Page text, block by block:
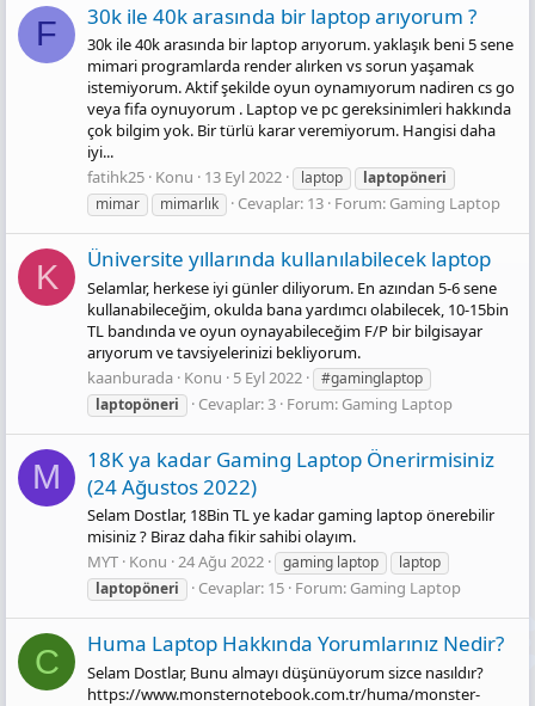
F 30k ile 40k arasında bir laptop arıyorum ?
30k ile 40k arasında bir laptop arıyorum. yaklaşık beni 5 sene
mimari programlarda render alırken vs sorun yaşamak
istemiyorum. Aktif şekilde oyun oynamıyorum nadiren cs go
veya fifa oynuyorum . Laptop ve pc gereksinimleri hakkında
çok bilgim yok. Bir türlü karar veremiyorum. Hangisi daha
iyi...
fatihk25 Konu 13 Eyl 2022 laptop
laptopöneri
mimar
mimarlık Cevaplar: 13 Forum: Gaming Laptop
K Üniversite yıllarında kullanılabilecek laptop
Selamlar, herkese iyi günler diliyorum. En azından 5-6 sene
kullanabileceğim, okulda bana yardımcı olabilecek, 10-15bin
TL bandında ve oyun oynayabileceğim F/P bir bilgisayar
arıyorum ve tavsiyelerinizi bekliyorum.
kaanburada Konu 5 Eyl 2022
#gaminglaptop
laptopöneri
Cevaplar: 3 Forum: Gaming Laptop
M
18K ya kadar Gaming Laptop Önerirmisiniz
(24 Ağustos 2022)
Selam Dostlar, 18Bin TL ye kadar gaming laptop önerebilir
misiniz ? Biraz daha fikir sahibi olayım.
MYT Konu 24 Ağu 2022 gaming laptop
laptop
laptopöneri
Cevaplar: 15 Forum: Gaming Laptop
C Huma Laptop Hakkında Yorumlarınız Nedir?
Selam Dostlar, Bunu almayı düşünüyorum sizce nasıldır?
https://www.monsternotebook.com.tr/huma/monster-